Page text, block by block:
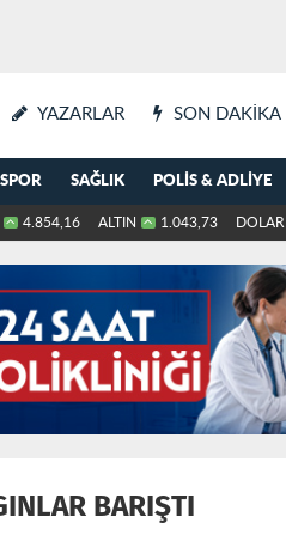
YAZARLAR SON DAKIKA
SPOR SAĞLIK POLIS & ADLIYE
4.854,16 ALTIN 1.043,73 DOLAR
BARIŞTI